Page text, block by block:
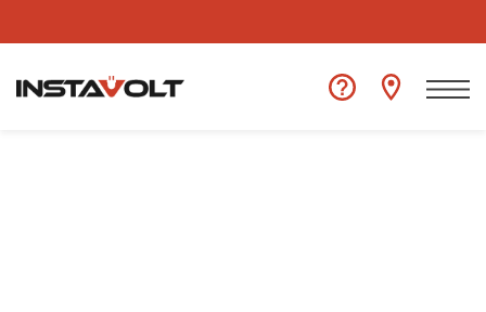
Ver outra localização